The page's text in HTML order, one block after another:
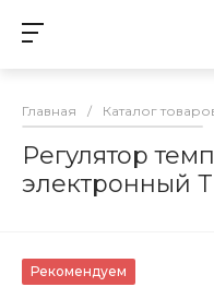
Главная / Каталог
Регулятор
электронный
Рекомендуем